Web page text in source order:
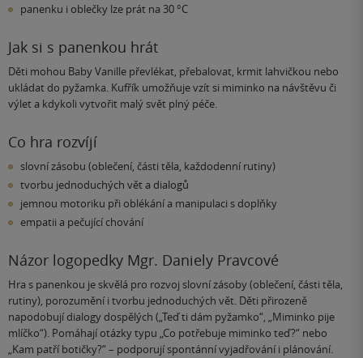
panenku i oblečky lze prát na 30 °C
Jak si s panenkou hrát
Děti mohou Baby Vanille převlékat, přebalovat, krmit lahvičkou nebo
ukládat do pyžamka. Kufřík umožňuje vzít si miminko na návštěvu či
výlet a kdykoli vytvořit malý svět plný péče.
Co hra rozvíjí
slovní zásobu (oblečení, části těla, každodenní rutiny)
tvorbu jednoduchých vět a dialogů
jemnou motoriku při oblékání a manipulaci s doplňky
empatii a pečující chování
Názor logopedky Mgr. Daniely Pravcové
Hra s panenkou je skvělá pro rozvoj slovní zásoby (oblečení, části těla,
rutiny), porozumění i tvorbu jednoduchých vět. Děti přirozeně
napodobují dialogy dospělých („Teď ti dám pyžamko“, „Miminko pije
mlíčko“). Pomáhají otázky typu „Co potřebuje miminko teď?“ nebo
„Kam patří botičky?“ – podporují spontánní vyjadřování i plánování.